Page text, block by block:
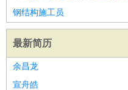
钢结构施工员
最新简历
余昌龙
宣舟皓